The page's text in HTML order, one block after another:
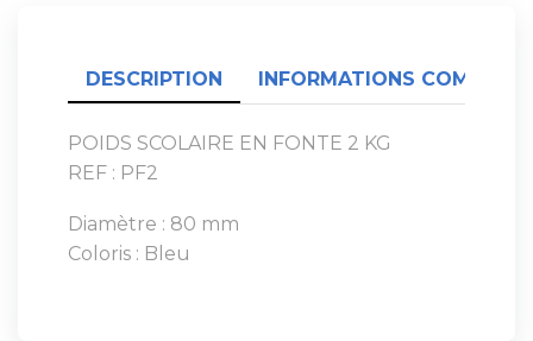
DESCRIPTION INFORMATIONS
POIDS SCOLAIRE EN FONTE 2 KG
REF : PF2
Diamètre : 80 mm
Coloris : Bleu